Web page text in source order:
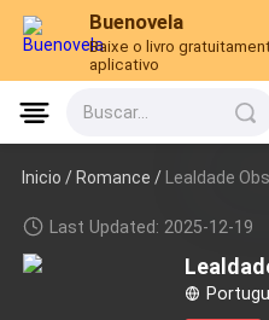
Buenovela
Baixe o livro
aplicativo
Buscar...
Inicio /Romance / Lealdade
Last Updated: 2025-12-19